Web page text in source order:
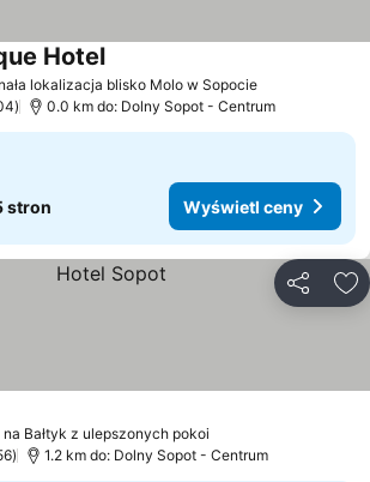
lokalizacja blisko Molo w Sopocie
Hotel
0.0 km do: Dolny Sopot - Centrum
stron Wyświetl ceny
Bałtyk z ulepszonych pokoi
1.2 km do: Dolny Sopot - Centrum